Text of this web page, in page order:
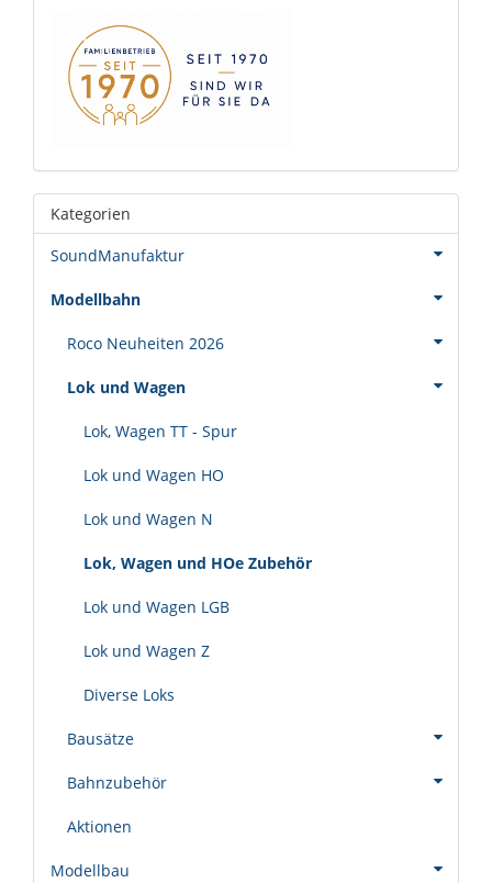
Kategorien
SoundManufaktur
Modellbahn
Roco Neuheiten 2026
Lok und Wagen
Lok, Wagen TT - Spur
Lok und Wagen HO
Lok und Wagen N
Lok, Wagen und HOe Zubehör
Lok und Wagen LGB
Lok und Wagen Z
Diverse Loks
Bausätze
Bahnzubehör
Aktionen
Modellbau